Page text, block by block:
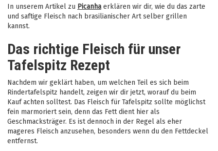
In unserem Artikel zu Picanhaerklären wir dir, wie du das zarte
und saftige Fleisch nach brasilianischer Art selber grillen
kannst.
Das richtige Fleisch für unser
Tafelspitz Rezept
Nachdem wir geklärt haben, um welchen Teil es sich beim
Rindertafelspitz handelt, zeigen wir dir jetzt, worauf du beim
Kauf achten solltest. Das Fleisch für Tafelspitz sollte möglichst
fein marmoriert sein, denn das Fett dient hier als
Geschmacksträger. Es ist dennoch in der Regel als eher
mageres Fleisch anzusehen, besonders wenn du den Fettdeckel
entfernst.